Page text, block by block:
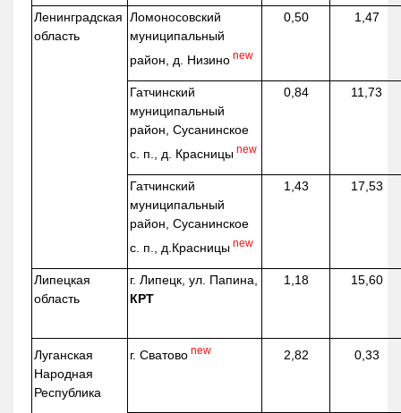
Ленинградская
область
Ломоносовский
муниципальный
район, д. Низино new
0,50 1,47
Гатчинский
муниципальный
район, Сусанинское
с. п., д. Красницы new
0,84 11,73
Гатчинский
муниципальный
район, Сусанинское
с. п., д.Красницы new
1,43 17,53
Липецкая
область
г. Липецк, ул. Папина,
КРТ
1,18 15,60
Луганская
Народная
Республика
г. Сватово new 2,82 0,33